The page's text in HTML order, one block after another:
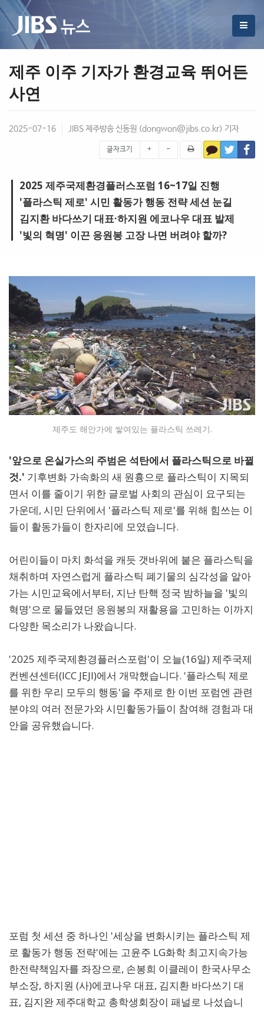
제주 이주 기자가 환경교육 뛰어든
사연
2025-07-16 JIBS 제주방송 신동원 (dongwon@jibs.co.kr) 기자
글자크기 + -
2025 제주국제환경플러스포럼 16~17일 진행
'플라스틱 제로' 시민 활동가 행동 전략 세션 눈길
김지환 바다쓰기 대표·하지원 에코나우 대표 발제
'빛의 혁명' 이끈 응원봉 고장 나면 버려야 할까?
제주도 해안가에 쌓여있는 플라스틱 쓰레기.
'앞으로 온실가스의 주범은 석탄에서 플라스틱으로 바뀔
것.' 기후변화 가속화의 새 원흉으로 플라스틱이 지목되
면서 이를 줄이기 위한 글로벌 사회의 관심이 요구되는
가운데, 시민 단위에서 '플라스틱 제로'를 위해 힘쓰는 이
들이 활동가들이 한자리에 모였습니다.
어린이들이 마치 화석을 캐듯 갯바위에 붙은 플라스틱을
채취하며 자연스럽게 플라스틱 폐기물의 심각성을 알아
가는 시민교육에서부터, 지난 탄핵 정국 밤하늘을 '빛의
혁명'으로 물들였던 응원봉의 재활용을 고민하는 이까지
다양한 목소리가 나왔습니다.
'2025 제주국제환경플러스포럼'이 오늘(16일) 제주국제
컨벤션센터(ICC JEJI)에서 개막했습니다. '플라스틱 제로
를 위한 우리 모두의 행동'을 주제로 한 이번 포럼엔 관련
분야의 여러 전문가와 시민활동가들이 참여해 경험과 대
안을 공유했습니다.
포럼 첫 세션 중 하나인 '세상을 변화시키는 플라스틱 제
로 활동가 행동 전략'에는 고윤주 LG화학 최고지속가능
한전략책임자를 좌장으로, 손봉희 이클레이 한국사무소
부소장, 하지원 (사)에코나우 대표, 김지환 바다쓰기 대
표, 김지완 제주대학교 총학생회장이 패널로 나섰습니